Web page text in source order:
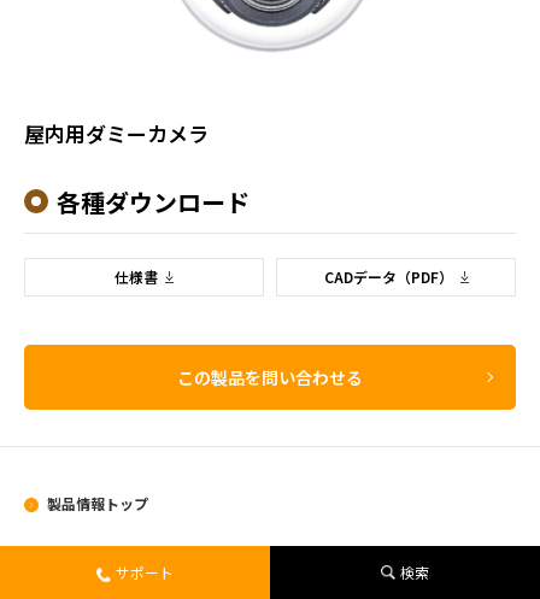
屋内用ダミーカメラ
各種ダウンロード
仕様書 CADデータ（PDF）
この製品を問い合わせる
製品情報トップ
サポート 検索